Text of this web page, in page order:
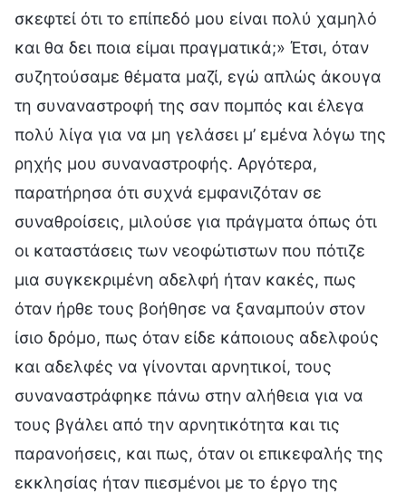
σκεφτεί ότι το επίπεδό μου είναι πολύ χαμηλό
και θα δει ποια είμαι πραγματικά;» Έτσι, όταν
συζητούσαμε θέματα μαζί, εγώ απλώς άκουγα
τη συναναστροφή της σαν πομπός και έλεγα
πολύ λίγα για να μη γελάσει μ’ εμένα λόγω της
ρηχής μου συναναστροφής. Αργότερα,
παρατήρησα ότι συχνά εμφανιζόταν σε
συναθροίσεις, μιλούσε για πράγματα όπως ότι
οι καταστάσεις των νεοφώτιστων που πότιζε
μια συγκεκριμένη αδελφή ήταν κακές, πως
όταν ήρθε τους βοήθησε να ξαναμπούν στον
ίσιο δρόμο, πως όταν είδε κάποιους αδελφούς
και αδελφές να γίνονται αρνητικοί, τους
συναναστράφηκε πάνω στην αλήθεια για να
τους βγάλει από την αρνητικότητα και τις
παρανοήσεις, και πως, όταν οι επικεφαλής της
εκκλησίας ήταν πιεσμένοι με το έργο της